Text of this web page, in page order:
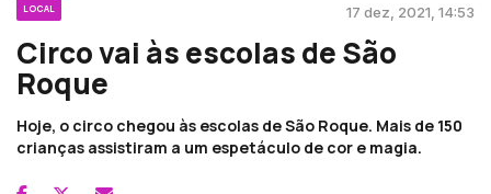
LOCAL 17 dez, 2021, 14:53
Circo vai às escolas de São
Roque
Hoje, o circo chegou às escolas de São Roque. Mais de 150
crianças assistiram a um espetáculo de cor e magia.